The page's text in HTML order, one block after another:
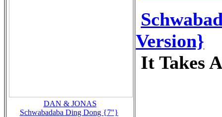
DAN & JONAS
Schwabadaba Ding Dong {7"}
Version}
It Takes